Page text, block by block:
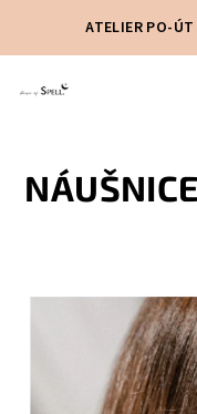
obsah
ATELIER PO-